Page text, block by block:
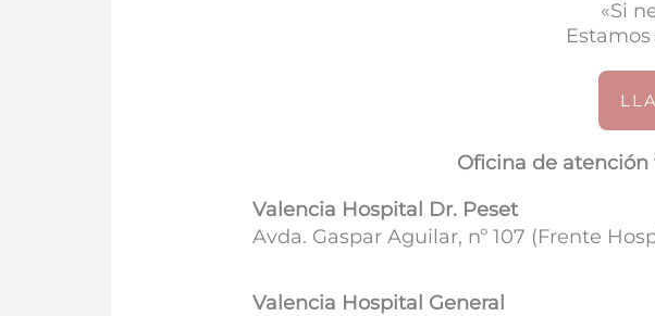
«Si
Estamos
Oficina de atención
Valencia Hospital Dr. Peset
Avda. Gaspar Aguilar, nº 107 (Frente
Valencia Hospital General